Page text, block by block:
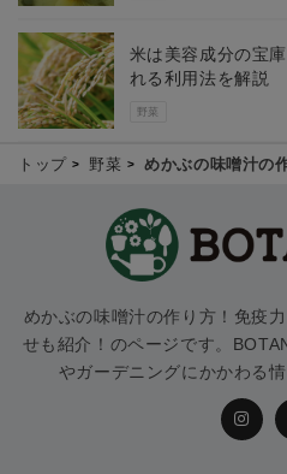
野菜
米は美容成分の宝
れる利用法を解説
トップ 野菜 めかぶの味噌汁の
めかぶの味噌汁の作り方！免疫
せも紹介！のページです。
やガーデニングにかかわる